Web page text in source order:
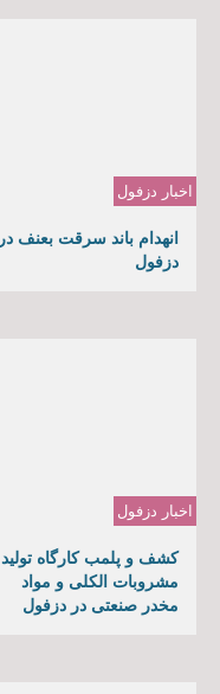
اخبار دزفول
انهدام باند سرقت بعنف در
دزفول
اخبار دزفول
کشف و پلمب کارگاه تولید
مشروبات الکلی و مواد
مخدر صنعتی در دزفول